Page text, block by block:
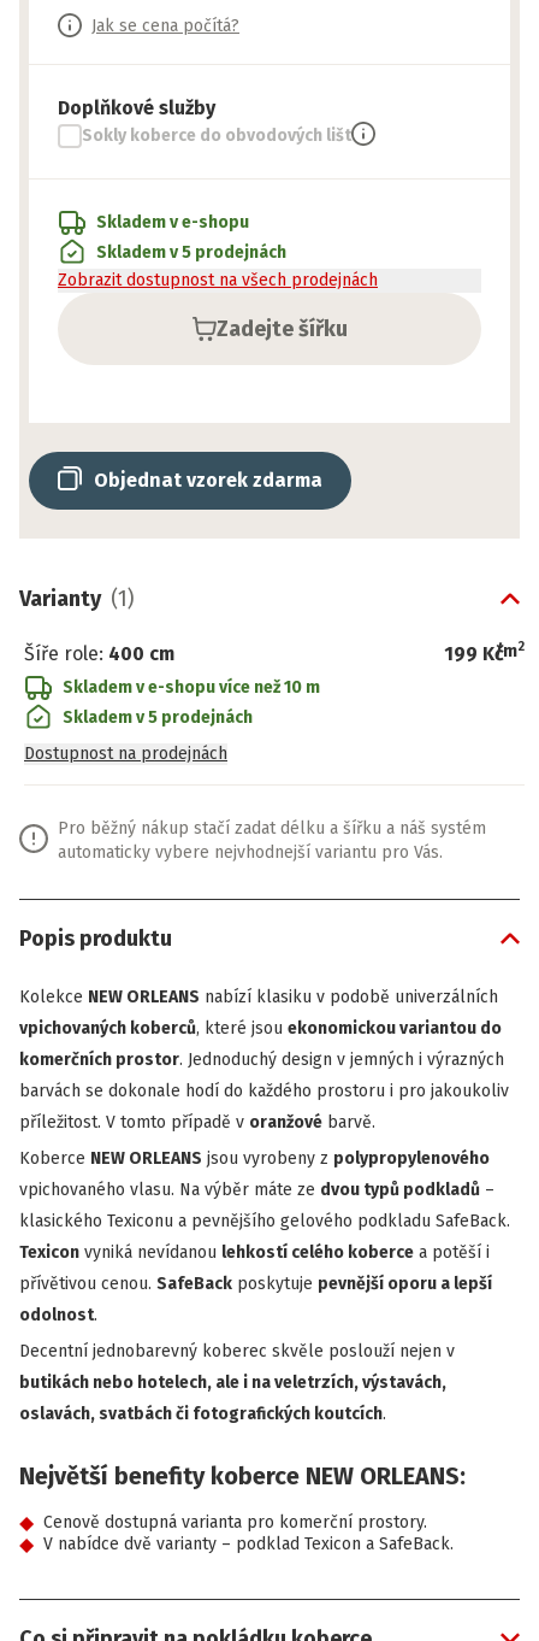
Jak se cena počítá?
Doplňkové služby
Sokly koberce do obvodových lišt
Zadejte šířku
Skladem v e-shopu
Skladem v 5 prodejnách
Zobrazit dostupnost na všech prodejnách
Objednat vzorek zdarma
Varianty (1)
Šíře role: 400 cm 199 Kč
/m2
Skladem v e-shopuvíce než 10 m
Skladem v 5 prodejnách
Dostupnost na prodejnách
Pro běžný nákup stačí zadat délku a šířku a náš systém
automaticky vybere nejvhodnejší variantu pro Vás.
Popis produktu
Kolekce NEW ORLEANS nabízí klasiku v podobě univerzálních
vpichovaných koberců, které jsou ekonomickou variantou do
komerčních prostor. Jednoduchý design v jemných i výrazných
barvách se dokonale hodí do každého prostoru i pro jakoukoliv
příležitost. V tomto případě v oranžové barvě.
Koberce NEW ORLEANS jsou vyrobeny z polypropylenového
vpichovaného vlasu. Na výběr máte ze dvou typů podkladů –
klasického Texiconu a pevnějšího gelového podkladu SafeBack.
Texicon vyniká nevídanou lehkostí celého koberce a potěší i
přívětivou cenou. SafeBack poskytuje pevnější oporu a lepší
odolnost.
Decentní jednobarevný koberec skvěle poslouží nejen v
butikách nebo hotelech, ale i na veletrzích, výstavách,
oslavách, svatbách či fotografických koutcích.
Největší benefity koberce NEW ORLEANS:
Cenově dostupná varianta pro komerční prostory.
V nabídce dvě varianty – podklad Texicon a SafeBack.